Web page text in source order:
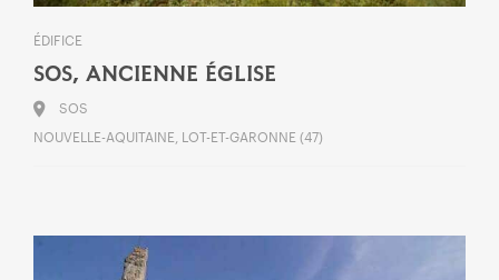
ÉDIFICE
SOS, ANCIENNE ÉGLISE
SOS
NOUVELLE-AQUITAINE, LOT-ET-GARONNE (47)